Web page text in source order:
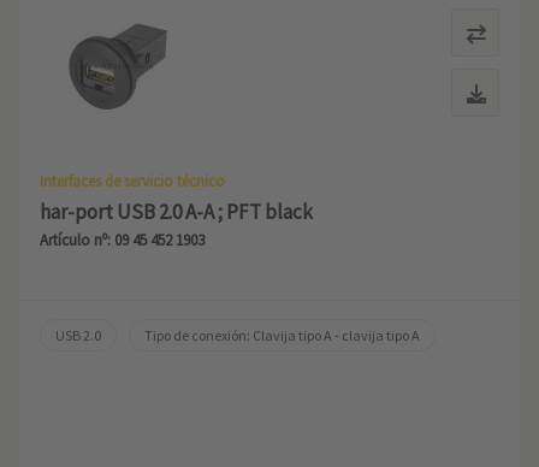
Interfaces de servicio técnico
har-port USB 2.0 A-A ; PFT black
Artículo nº: 09 45 452 1903
USB 2.0 Tipo de conexión: Clavija tipo A - clavija tipo A